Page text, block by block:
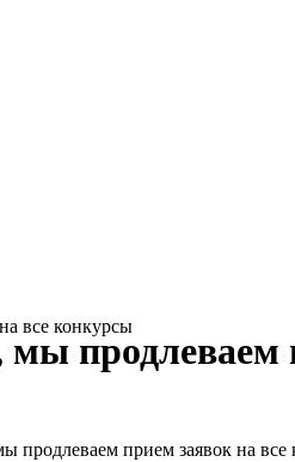
продлеваем
прием заявок на